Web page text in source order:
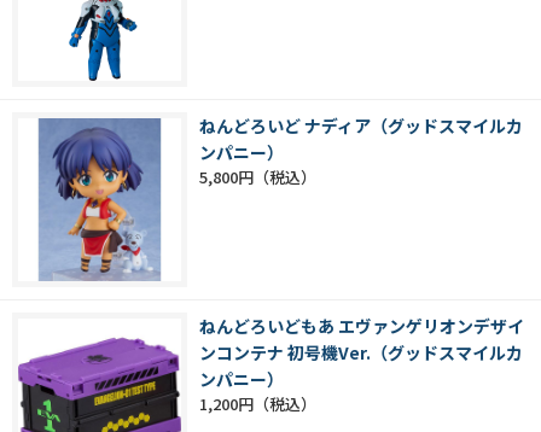
ねんどろいど ナディア（グッドスマイルカ
ンパニー）
5,800円
ねんどろいどもあ エヴァンゲリオンデザイ
ンコンテナ 初号機Ver.（グッドスマイルカ
ンパニー）
1,200円